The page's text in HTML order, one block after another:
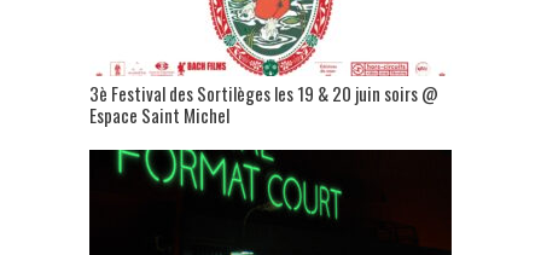
3è Festival des Sortilèges les 19 & 20 juin soirs @
Espace Saint Michel